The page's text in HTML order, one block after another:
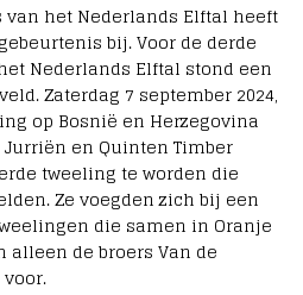
het Nederlands Elftal heeft
bij. Voor de derde
Nederlands Elftal stond een
Zaterdag 7 september 2024,
op Bosnië en Herzegovina
en Quinten Timber
tweeling te worden die
Ze voegden zich bij een
die samen in Oranje
alleen de broers Van de